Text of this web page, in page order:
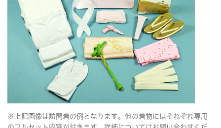
※上記画像は訪問着の例となります。他の着物にはそれぞれ専用